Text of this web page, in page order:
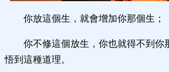
你放這個生，就會增加你那個生；
你不修這個放生，你也就得不到你
悟到這種道理。